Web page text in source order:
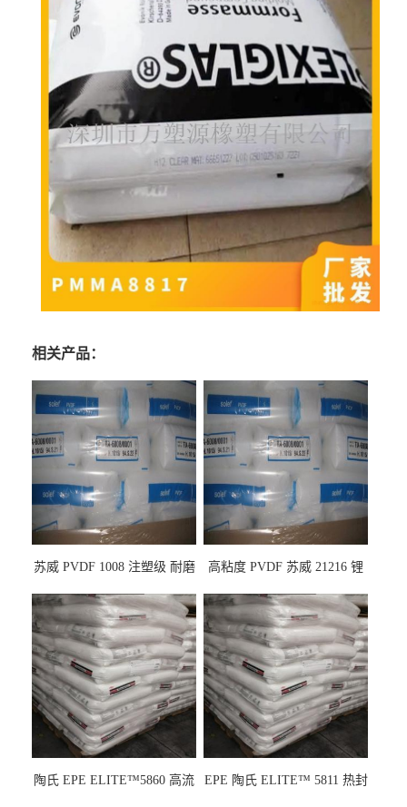
相关产品：
苏威 PVDF 1008 注塑级 耐磨
龙
高粘度 PVDF 苏威 21216 锂
陶氏 EPE ELITE™5860 高流
EPE 陶氏 ELITE™ 5811 热封